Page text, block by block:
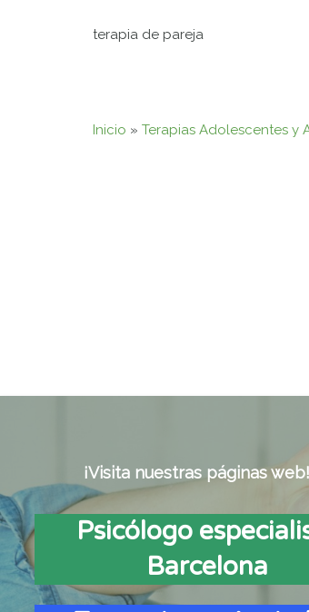
terapia de pareja
Inicio » Terapias Adolescentes y
¡Visita nuestras páginas web!
Psicólogo
Barcelona